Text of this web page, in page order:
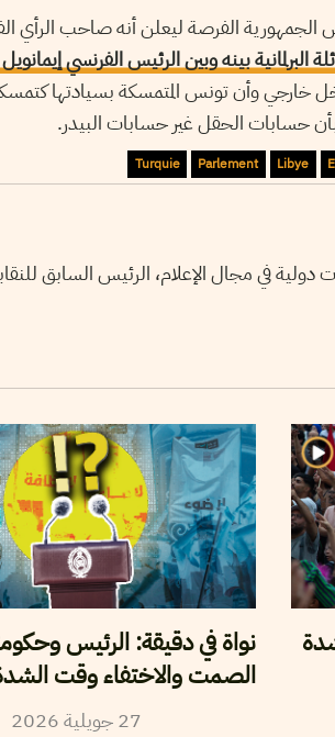
الجمهورية الفرصة ليعلن أنه صاحب الرأي
البرلمانية بينه وبين الرئيس الفرنسي
خارجي وأن تونس المتمسكة بسيادتها
حسابات الحقل غير حسابات البيدر.
Libye
Parlement
Turquie
في مجال الإعلام، الرئيس السابق
نواة في دقيقة: الرئيس
الصمت والاختفاء وقت
27جويلية 2026